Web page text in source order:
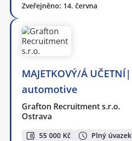
Zveřejněno: 14. června
MAJETKOVÝ/Á UČETNÍ|
automotive
Grafton Recruitment s.r.o.
Ostrava
55 000 Kč Plný úvazek